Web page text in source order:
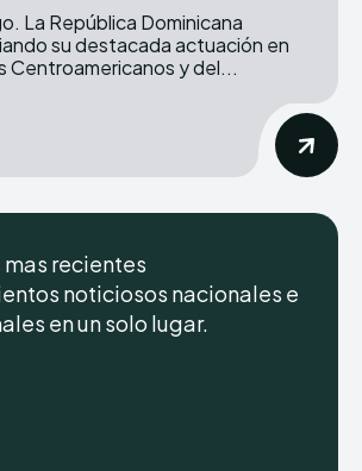
La República Dominicana
su destacada actuación en
Centroamericanos y del...
recientes
noticiosos nacionales e
en un solo lugar.